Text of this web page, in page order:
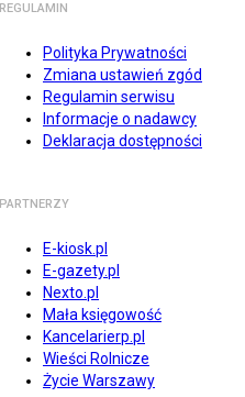
REGULAMIN
Polityka Prywatności
Zmiana ustawień zgód
Regulamin serwisu
Informacje o nadawcy
Deklaracja dostępności
PARTNERZY
E-kiosk.pl
E-gazety.pl
Nexto.pl
Mała księgowość
Kancelarierp.pl
Wieści Rolnicze
Życie Warszawy